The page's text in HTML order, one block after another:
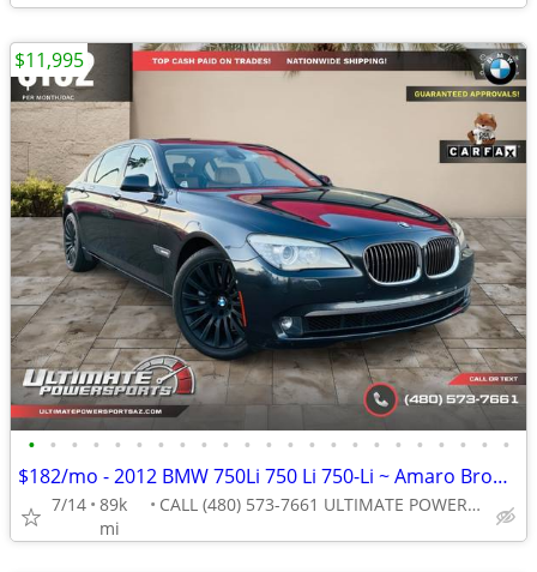
• • • • • • • • • • • • • • • • • • • • • • •
$182/mo - 2012 BMW 750Li 750 Li 750-Li ~ Amaro Brown Interior WE FINAN
7/14 89k
mi
CALL (480) 573-7661 ULTIMATE POWERSPORTS
$11,995